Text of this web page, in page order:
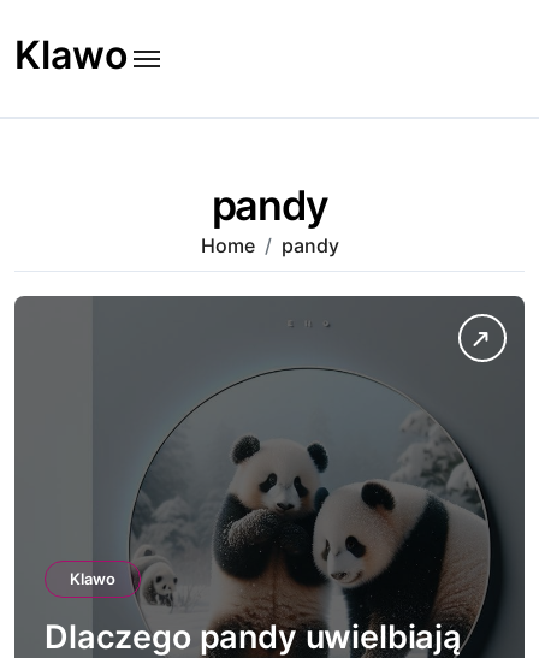
to
content
Klawo
pandy
Home pandy
Klawo
Dlaczego pandy uwielbiają